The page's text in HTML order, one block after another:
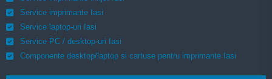
Service imprimante Iasi
Service laptop-uri Iasi
Service PC / desktop-uri Iasi
Componente desktop/laptop si cartuse pentru imprimante Iasi